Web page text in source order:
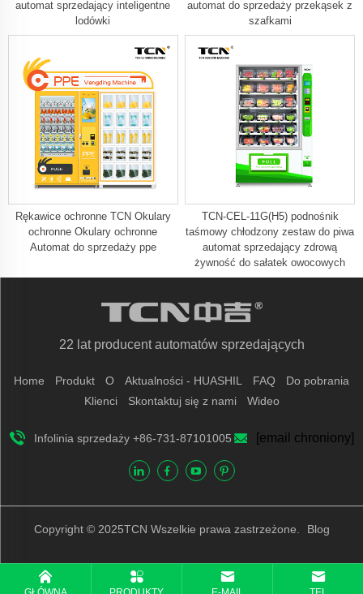
automat sprzedający inteligentne
lodówki
automat do sprzedaży przekąsek z
szafkami
Rękawice ochronne TCN Okulary
ochronne Okulary ochronne
Automat do sprzedaży ppe
TCN-CEL-11G(H5) podnośnik
taśmowy chłodzony zestaw do piwa
automat sprzedający zdrową
żywność do sałatek owocowych
22 lat producent automatów sprzedających
Home Produkt O Aktualności - HUASHIL FAQ
Do pobrania
Klienci
Skontaktuj się z nami Wideo
Infolinia sprzedaży +86-731-87101005 [email chroniony]
Copyright © 2025TCN Wszelkie prawa zastrzeżone. Blog